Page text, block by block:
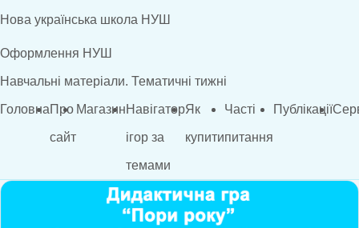
Нова українська школа НУШ
Оформлення НУШ
Навчальні матеріали. Тематичні тижні
ГоловнаПро
сайт
МагазинНавігатор
ігор за
темами
Як
купити
Часті
питання
Публікації